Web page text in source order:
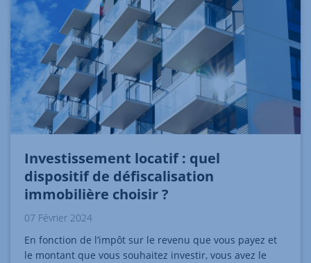
Investissement locatif : quel
dispositif de défiscalisation
immobilière choisir ?
07 Février 2024
En fonction de l’impôt sur le revenu que vous payez et
le montant que vous souhaitez investir, vous avez le